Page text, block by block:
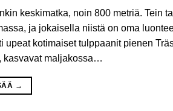
keskimatka, noin 800 metriä. Tein
ja jokaisella niistä on oma
upeat kotimaiset tulppaanit pienen
kasvavat maljakossa…
→